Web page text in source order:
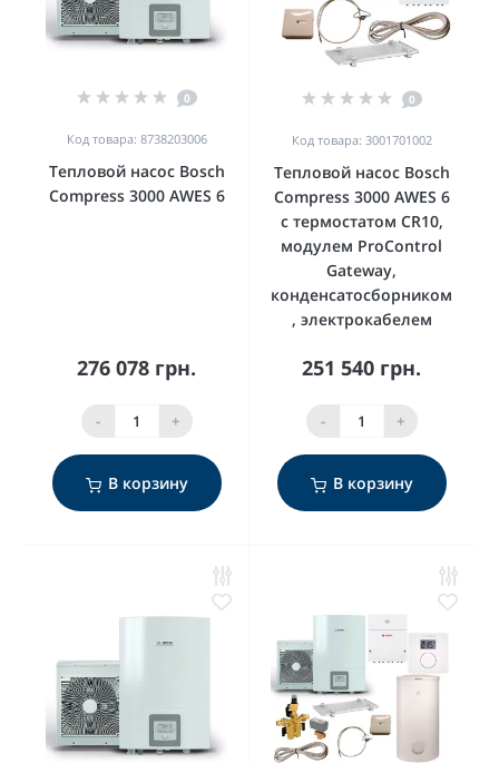
0
Код товара: 8738203006
Тепловой насос Bosch
Compress 3000 AWES 6
276 078 грн.
- +
В корзину
0
Код товара: 3001701002
Тепловой насос Bosch
Compress 3000 AWES 6
с термостатом CR10,
модулем ProControl
Gateway,
конденсатосборником
, электрокабелем
251 540 грн.
- +
В корзину